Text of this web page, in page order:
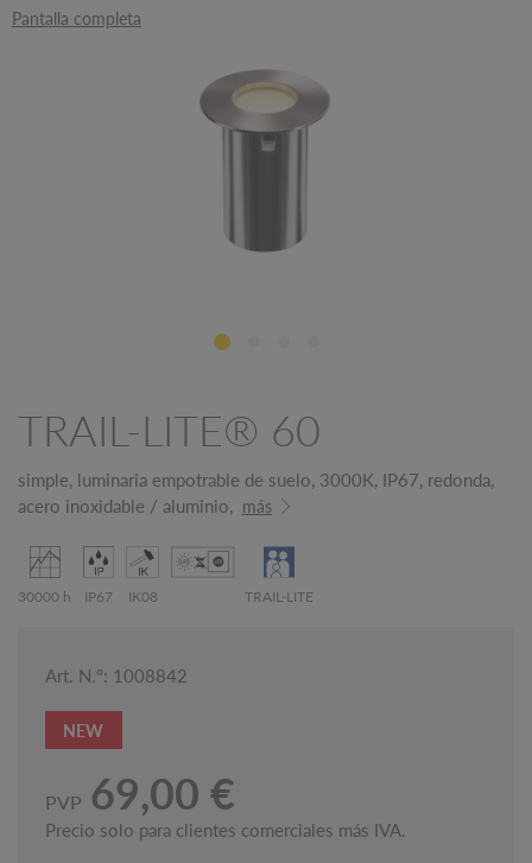
Pantalla completa
TRAIL-LITE® 60
simple, luminaria empotrable de suelo, 3000K, IP67, redonda,
acero inoxidable / aluminio,
más
30000 h IP67 IK08 TRAIL-LITE
Art. N.º: 1008842
NEW
PVP 69,00 €
Precio solo para clientes comerciales más IVA.